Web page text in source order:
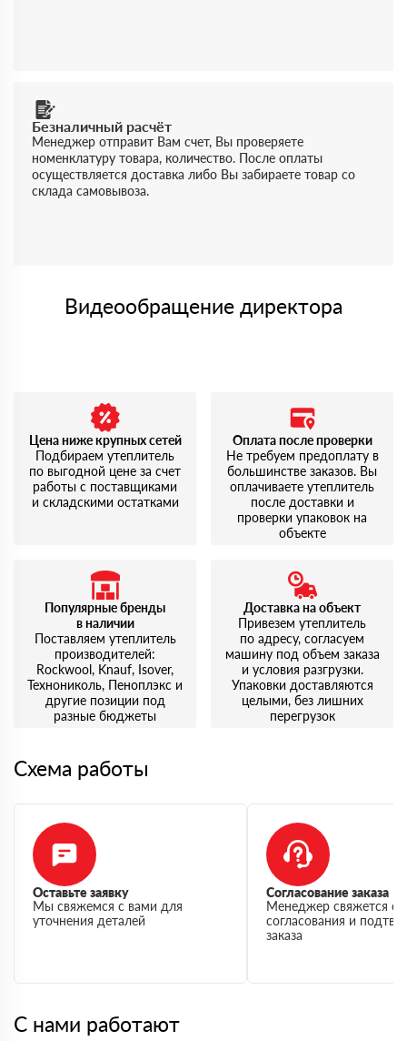
Безналичный расчёт
Менеджер отправит Вам счет, Вы проверяете
номенклатуру товара, количество. После оплаты
осуществляется доставка либо Вы забираете товар со
склада самовывоза.
Видеообращение директора
Цена ниже крупных сетей
Подбираем утеплитель
по выгодной цене за счет
работы с поставщиками
и складскими остатками
Оплата после проверки
Не требуем предоплату в
большинстве заказов. Вы
оплачиваете утеплитель
после доставки и
проверки упаковок на
объекте
Популярные бренды
в наличии
Поставляем утеплитель
производителей:
Rockwool, Knauf, Isover,
Технониколь, Пеноплэкс и
другие позиции под
разные бюджеты
Доставка на объект
Привезем утеплитель
по адресу, согласуем
машину под объем заказа
и условия разгрузки.
Упаковки доставляются
целыми, без лишних
перегрузок
Схема работы
Оставьте заявку
Мы свяжемся с вами для
уточнения деталей
Согласование заказа
Менеджер свяжется с
согласования и
заказа
С нами работают